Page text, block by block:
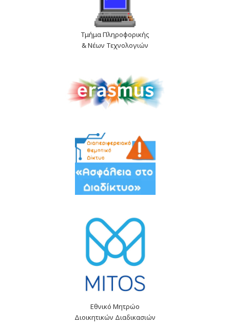
Τμήμα Πληροφορικής
& Νέων Τεχνολογιών
Εθνικό Μητρώο
Διοικητικών Διαδικασιών